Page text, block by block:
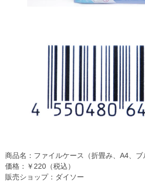
商品名：ファイルケース（折畳み、A4、ブ
価格：￥220（税込）
販売ショップ：ダイソー